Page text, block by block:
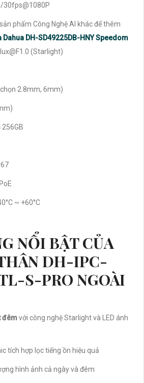
30fps@1080P
phẩm Công Nghệ AI khác để thêm
Dahua DH-SD49225DB-HNY Speedom
(Starlight)
2.8mm, 6mm)
256GB
~ +60°C
NỔI BẬT CỦA
DH-IPC-
S-PRO NGOÀI
đêmvới công nghệ Starlight và LED ánh
tích hợp lọc tiếng ồn hiệu quả
hình ảnh cả ngày và đêm